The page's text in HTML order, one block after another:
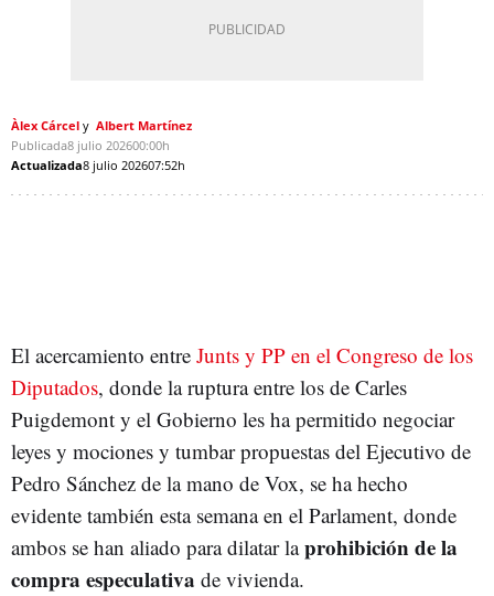
Àlex Cárcel
Albert Martínez
Publicada8 julio 202600:00h
Actualizada8 julio 202607:52h
El acercamiento entre Junts y PP en el Congreso de los
Diputados, donde la ruptura entre los de Carles
Puigdemont y el Gobierno les ha permitido negociar
leyes y mociones y tumbar propuestas del Ejecutivo de
Pedro Sánchez de la mano de Vox, se ha hecho
evidente también esta semana en el Parlament, donde
ambos se han aliado para dilatar laprohibición de la
compra especulativa de vivienda.